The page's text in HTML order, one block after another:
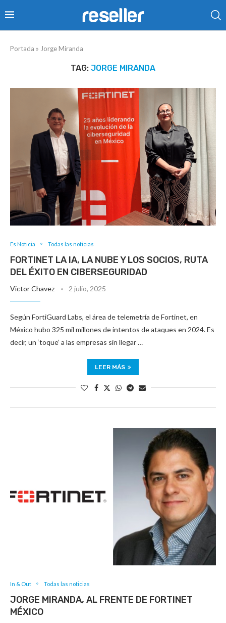
Portada » Jorge Miranda
TAG: JORGE MIRANDA
Es Noticia Todas las noticias
FORTINET LA IA, LA NUBE Y LOS SOCIOS, RUTA
DEL ÉXITO EN CIBERSEGURIDAD
Victor Chavez 2 julio, 2025
Según FortiGuard Labs, el área de telemetría de Fortinet, en
México hubo 325 mil millones de intentos de ataques en 2024. Es
decir, un ‘toque’ a las empresas sin llegar …
LEER MÁS
In & Out Todas las noticias
JORGE MIRANDA, AL FRENTE DE FORTINET
MÉXICO